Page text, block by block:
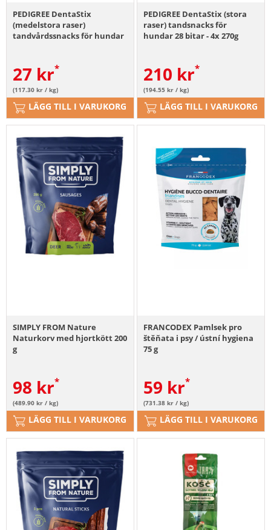
PEDIGREE DentaStix
(medelstora raser)
tandvårdssnacks för hundar
27 kr
(117.30 kr / kg)
LÄGG TILL I VARUKORG
PEDIGREE DentaStix (stora
raser) tandsnacks för
hundar 28 bitar - 4x 270g
210 kr
(194.55 kr / kg)
LÄGG TILL I VARUKORG
SIMPLY FROM Nature
Naturkorv med hjortkött 200
g
98 kr
(489.90 kr / kg)
LÄGG TILL I VARUKORG
FRANCODEX Pamlsek pro
štěňata i psy / ústní hygiena
75 g
59 kr
(731.38 kr / kg)
LÄGG TILL I VARUKORG